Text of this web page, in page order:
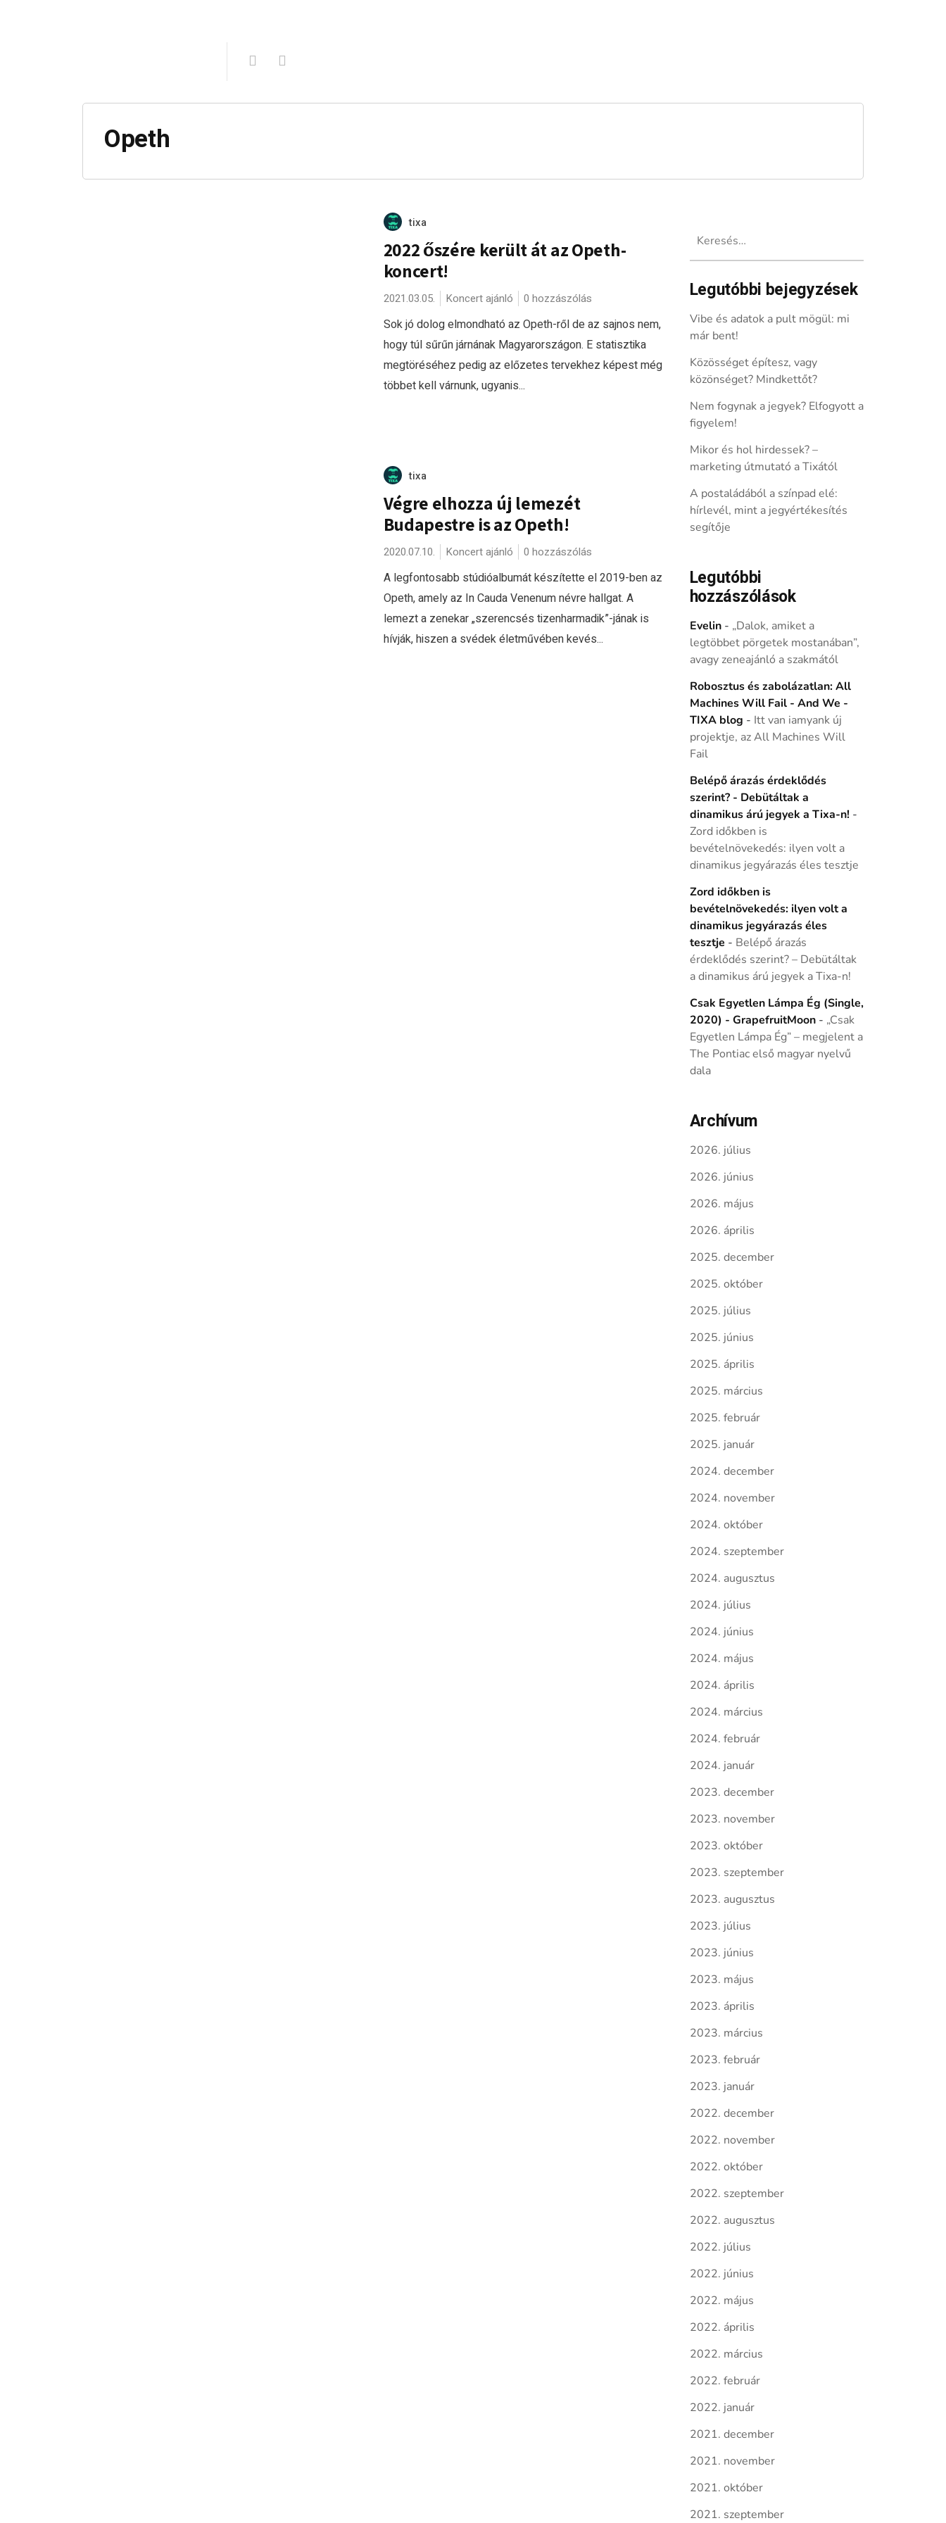
Opeth
tixa
2022 őszére került át az Opeth-
koncert!
2021.03.05. Koncert ajánló 0 hozzászólás
Sok jó dolog elmondható az Opeth-ről de az sajnos nem,
hogy túl sűrűn járnának Magyarországon. E statisztika
megtöréséhez pedig az előzetes tervekhez képest még
többet kell várnunk, ugyanis...
tixa
Végre elhozza új lemezét
Budapestre is az Opeth!
2020.07.10. Koncert ajánló 0 hozzászólás
A legfontosabb stúdióalbumát készítette el 2019-ben az
Opeth, amely az In Cauda Venenum névre hallgat. A
lemezt a zenekar „szerencsés tizenharmadik”-jának is
hívják, hiszen a svédek életművében kevés...
Legutóbbi bejegyzések
Vibe és adatok a pult mögül: mi
már bent!
Közösséget építesz, vagy
közönséget? Mindkettőt?
Nem fogynak a jegyek? Elfogyott a
figyelem!
Mikor és hol hirdessek? –
marketing útmutató a Tixától
A postaládából a színpad elé:
hírlevél, mint a jegyértékesítés
segítője
Legutóbbi
hozzászólások
Evelin- „Dalok, amiket a
legtöbbet pörgetek mostanában”,
avagy zeneajánló a szakmától
Robosztus és zabolázatlan: All
Machines Will Fail - And We -
TIXA blog - Itt van iamyank új
projektje, az All Machines Will
Fail
Belépő árazás érdeklődés
szerint? - Debütáltak a
dinamikus árú jegyek a Tixa-n! -
Zord időkben is
bevételnövekedés: ilyen volt a
dinamikus jegyárazás éles tesztje
Zord időkben is
bevételnövekedés: ilyen volt a
dinamikus jegyárazás éles
tesztje - Belépő árazás
érdeklődés szerint? – Debütáltak
a dinamikus árú jegyek a Tixa-n!
Csak Egyetlen Lámpa Ég (Single,
2020) - GrapefruitMoon- „Csak
Egyetlen Lámpa Ég” – megjelent a
The Pontiac első magyar nyelvű
dala
Archívum
2026. július
2026. június
2026. május
2026. április
2025. december
2025. október
2025. július
2025. június
2025. április
2025. március
2025. február
2025. január
2024. december
2024. november
2024. október
2024. szeptember
2024. augusztus
2024. július
2024. június
2024. május
2024. április
2024. március
2024. február
2024. január
2023. december
2023. november
2023. október
2023. szeptember
2023. augusztus
2023. július
2023. június
2023. május
2023. április
2023. március
2023. február
2023. január
2022. december
2022. november
2022. október
2022. szeptember
2022. augusztus
2022. július
2022. június
2022. május
2022. április
2022. március
2022. február
2022. január
2021. december
2021. november
2021. október
2021. szeptember